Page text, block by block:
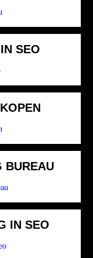
SEO
BUREAU
IN SEO